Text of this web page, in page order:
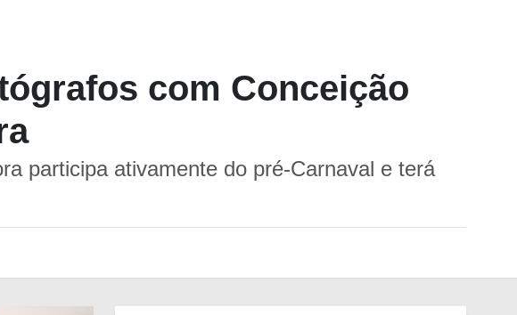
com Conceição
participa ativamente do pré-Carnaval e terá